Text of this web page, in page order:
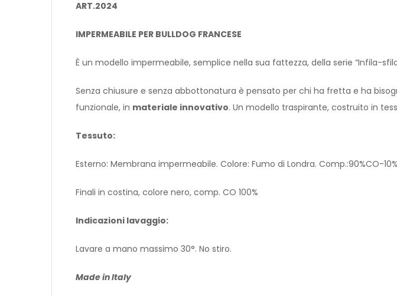
ART.2024
IMPERMEABILE PER BULLDOG FRANCESE
È un modello impermeabile, semplice nella sua fattezza, della serie “Infila-
Senza chiusure e senza abbottonatura è pensato per chi ha fretta e ha
funzionale, in materiale innovativo. Un modello traspirante, costruito in
Tessuto:
Esterno: Membrana impermeabile. Colore: Fumo di Londra. Comp.:90%CO-
Finali in costina, colore nero, comp. CO 100%
Indicazioni lavaggio:
Lavare a mano massimo 30°. No stiro.
Made in Italy